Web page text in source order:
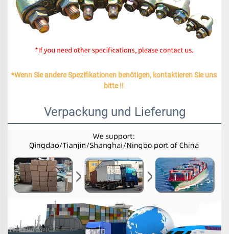
*Wenn Sie andere Spezifikationen benötigen, kontaktieren Sie uns
bitte !!
Verpackung und Lieferung